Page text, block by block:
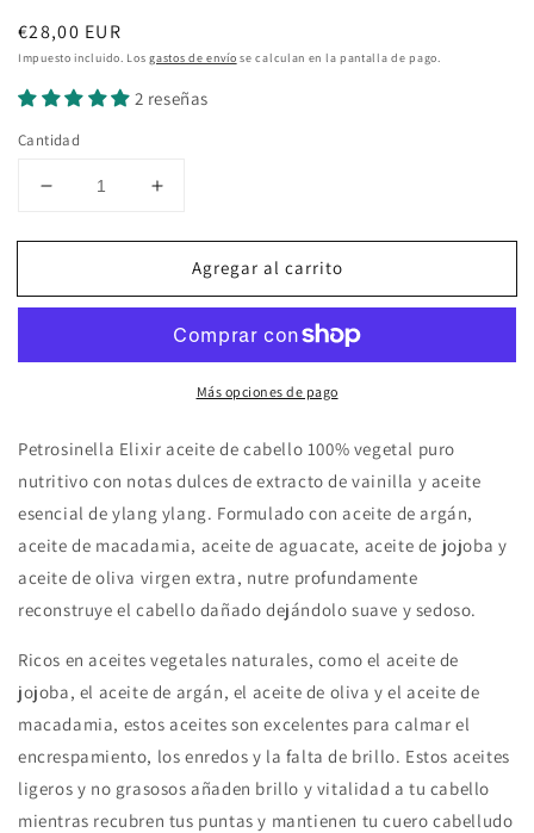
Precio
habitual
€28,00 EUR
Impuesto incluido. Losgastos de envío se calculan en la pantalla de pago.
2 reseñas
Cantidad
Reducir
para
Sensi
aceite
de
argán
y
ylang
ylang
Aumentar
para
Cinque
Sensi
para
cabello
aceite
argán
y
ylang
ylang
50ml
Agregar al carrito
Más opciones de pago
Petrosinella Elixir aceite de cabello 100% vegetal puro
nutritivo con notas dulces de extracto de vainilla y aceite
esencial de ylang ylang. Formulado con aceite de argán,
aceite de macadamia, aceite de aguacate, aceite de jojoba y
aceite de oliva virgen extra, nutre profundamente
reconstruye el cabello dañado dejándolo suave y sedoso.
Ricos en aceites vegetales naturales, como el aceite de
jojoba, el aceite de argán, el aceite de oliva y el aceite de
macadamia, estos aceites son excelentes para calmar el
encrespamiento, los enredos y la falta de brillo. Estos aceites
ligeros y no grasosos añaden brillo y vitalidad a tu cabello
mientras recubren tus puntas y mantienen tu cuero cabelludo